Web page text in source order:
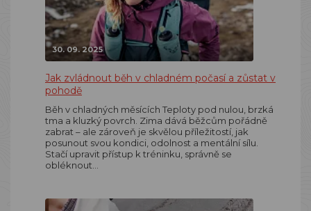
30. 09. 2025
Jak zvládnout běh v chladném počasí a zůstat v
pohodě
Běh v chladných měsících Teploty pod nulou, brzká
tma a kluzký povrch. Zima dává běžcům pořádně
zabrat – ale zároveň je skvělou příležitostí, jak
posunout svou kondici, odolnost a mentální sílu.
Stačí upravit přístup k tréninku, správně se
obléknout…